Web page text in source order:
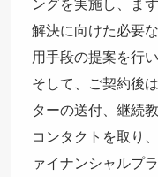
解決に向けた必要
用手段の提案を行い
そして、ご契約後
ターの送付、継続
コンタクトを取り
ァイナンシャルプ